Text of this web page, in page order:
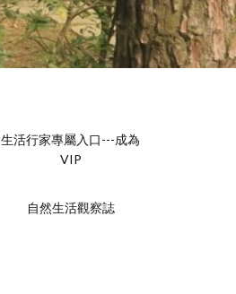
生活行家專屬入口---成為
VIP
自然生活觀察誌